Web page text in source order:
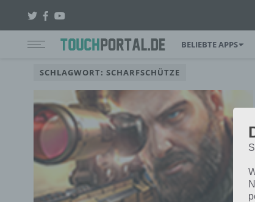
BELIEBTE APPS
SCHLAGWORT: SCHARFSCHÜTZE